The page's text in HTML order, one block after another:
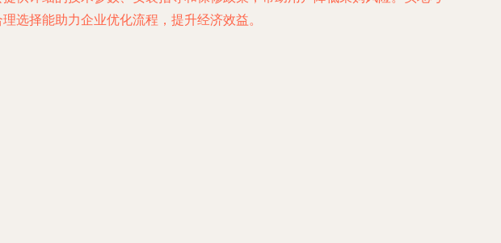
选择能助力企业优化流程，提升经济效益。